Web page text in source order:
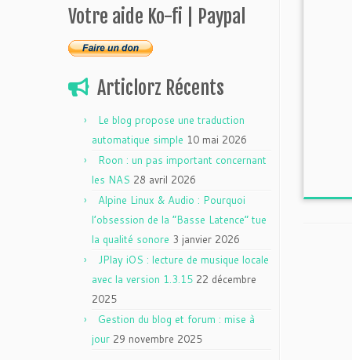
Votre aide Ko-fi | Paypal
Articlorz Récents
Le blog propose une traduction
automatique simple 10 mai 2026
Roon : un pas important concernant
les NAS 28 avril 2026
Alpine Linux & Audio : Pourquoi
l’obsession de la “Basse Latence” tue
la qualité sonore 3 janvier 2026
JPlay iOS : lecture de musique locale
avec la version 1.3.15 22 décembre
2025
Gestion du blog et forum : mise à
jour 29 novembre 2025